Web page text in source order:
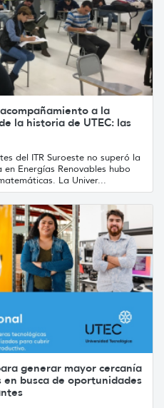
a la
la historia de UTEC: las
del ITR Suroeste no superó la
Energías Renovables hubo
La Univer...
generar mayor cercanía
en busca de oportunidades